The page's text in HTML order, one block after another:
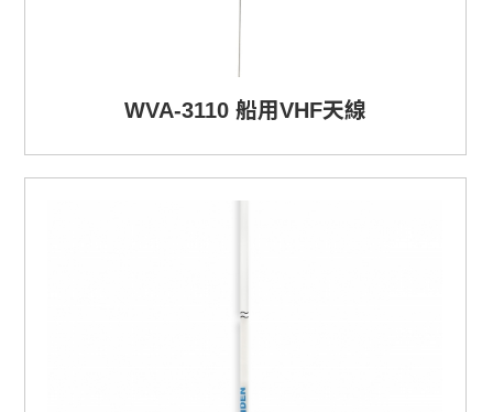
WVA-3110 船用VHF天線